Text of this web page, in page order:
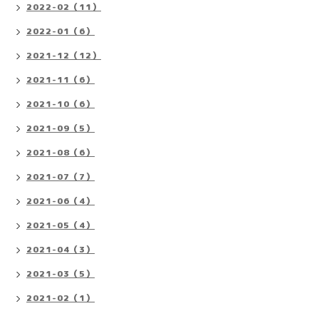
2022-02（11）
2022-01（6）
2021-12（12）
2021-11（6）
2021-10（6）
2021-09（5）
2021-08（6）
2021-07（7）
2021-06（4）
2021-05（4）
2021-04（3）
2021-03（5）
2021-02（1）